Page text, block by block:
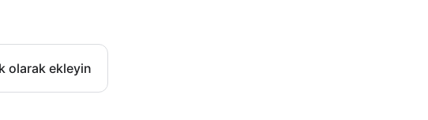
olarak ekleyin